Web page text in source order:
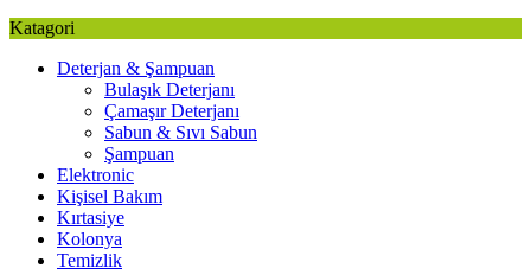
Katagori
Deterjan & Şampuan
Bulaşık Deterjanı
Çamaşır Deterjanı
Sabun & Sıvı Sabun
Şampuan
Elektronic
Kişisel Bakım
Kırtasiye
Kolonya
Temizlik